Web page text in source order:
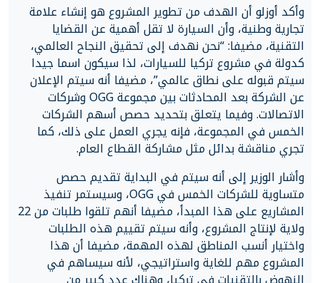
وأكد أوزلو أن الهدف من تطوير المشروع هو إنشاء علامة
تجارية وطنية، وأن السيارة لا تقل أهمية عن القضايا
التقنية، مضيفا: “نحن نهدف إلى تحقيق النجاح العالمي،
كدولة في مشروع تركيا للسيارات، لذا سيكون اسما جيدا
سيتم قبوله على نطاق عالمي”، مضيفا أنه سيتم الإعلان
عن الشركة بعد المحادثات بين مجموعة OGG وشركات
الاتصالات. وفيما يتعلق بتحديد حصص أسهم الشركات
الخمس في المجموعة، فإنه يجري العمل على ذلك، كما
تجري مناقشة بدائل مثل مشاركة القطاع العام.
وأشار الوزير إلى أنه سيتم في البداية تقديم حصص
متساوية للشركات الخمس في OGG، وسيستمر تنفيذ
المشاريع على هذا المبدأ، مضيفا أنهم تلقوا طلبات من 22
ولاية ﻹنتاج المشروع، وأنه سيتم تقييم هذه الطلبات
واختيار أنسب المناطق لهذه المهمة، مضيفا أن هذا
المشروع مهم للغاية واستراتيجي، ﻷنه سيساهم في